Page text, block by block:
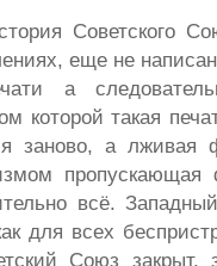
Советского
еще не
а
которой такая
заново, а
всё.
для всех
Союз закрыт,